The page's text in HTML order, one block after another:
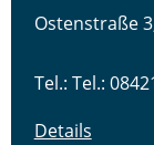
Ostenstraße
Tel.: Tel.:
Details